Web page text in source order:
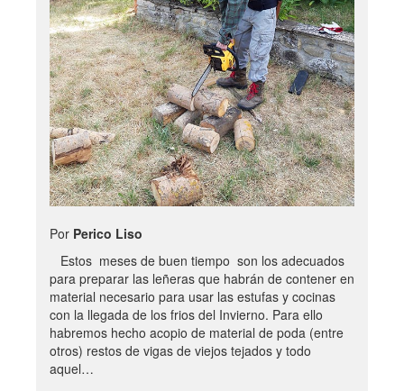
Por Perico Liso
Estos meses de buen tiempo son los adecuados
para preparar las leñeras que habrán de contener en
material necesario para usar las estufas y cocinas
con la llegada de los frios del Invierno. Para ello
habremos hecho acopio de material de poda (entre
otros) restos de vigas de viejos tejados y todo
aquel…